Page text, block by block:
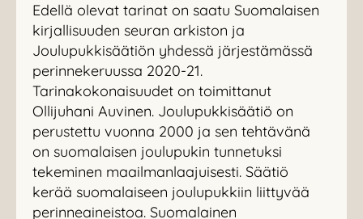
Edellä olevat tarinat on saatu Suomalaisen
kirjallisuuden seuran arkiston ja
Joulupukkisäätiön yhdessä järjestämässä
perinnekeruussa 2020-21.
Tarinakokonaisuudet on toimittanut
Ollijuhani Auvinen. Joulupukkisäätiö on
perustettu vuonna 2000 ja sen tehtävänä
on suomalaisen joulupukin tunnetuksi
tekeminen maailmanlaajuisesti. Säätiö
kerää suomalaiseen joulupukkiin liittyvää
perinneaineistoa. Suomalainen